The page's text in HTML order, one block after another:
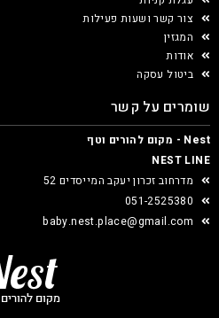
צור קשר ושעות פעילות
המגזין
אודות
ביטול עסקה
שומרים על קשר
Nest - מקום להורים וטף
NEST LINE
מדרחוב זכרון יעקב המייסדים 52
051-2525380
baby.nest.place@gmail.com